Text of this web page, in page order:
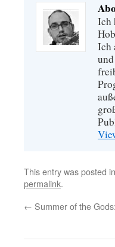
Ich
Ich
This entry was posted in
permalink.
← Summer of the